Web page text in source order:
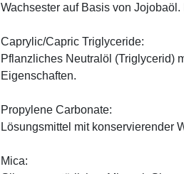
Wachsester auf Basis von
Caprylic/Capric Triglyceride:
Pflanzliches Neutralöl (Triglycerid)
Eigenschaften.
Propylene Carbonate:
Lösungsmittel mit konservierender
Mica: